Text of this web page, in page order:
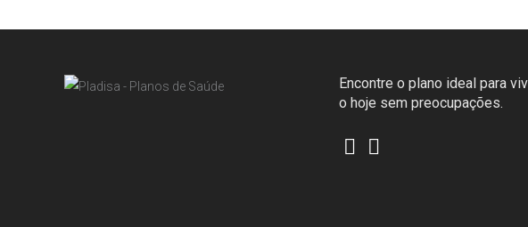
Encontre o plano ideal para
o hoje sem preocupações.